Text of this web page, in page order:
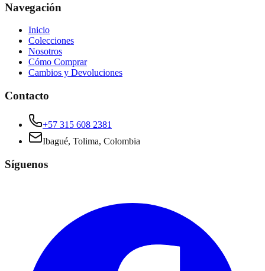
Navegación
Inicio
Colecciones
Nosotros
Cómo Comprar
Cambios y Devoluciones
Contacto
+57 315 608 2381
Ibagué, Tolima, Colombia
Síguenos